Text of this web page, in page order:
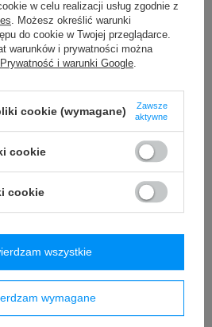
w
Najniższa cena produktu w
okresie 30 dni przed
wprowadzeniem obniżki:
79,99 zł -7%
w
Butelka termiczna na wodę
590ml Pink Lemo
99,00 zł
w celu realizacji usług zgodnie z
. Możesz określić warunki
do cookie w Twojej przeglądarce.
warunków i prywatności można
Prywatność i warunki Google
cookie (wymagane)
Zawsze
aktywne
cookie
cookie
wymagane
wszystkie